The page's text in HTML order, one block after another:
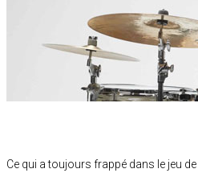
Ce qui a toujours frappé dans le jeu de